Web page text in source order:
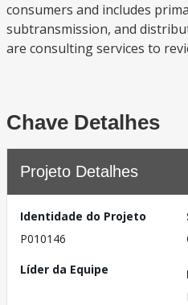
consumers and includes
subtransmission, and
are consulting services to
Chave Detalhes
Projeto Detalhes
Identidade do Projeto
P010146
Líder da Equipe